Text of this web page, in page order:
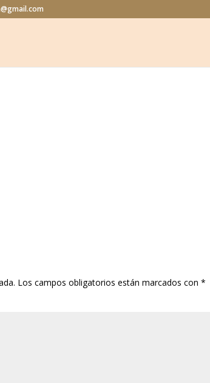
Los campos obligatorios están marcados con*